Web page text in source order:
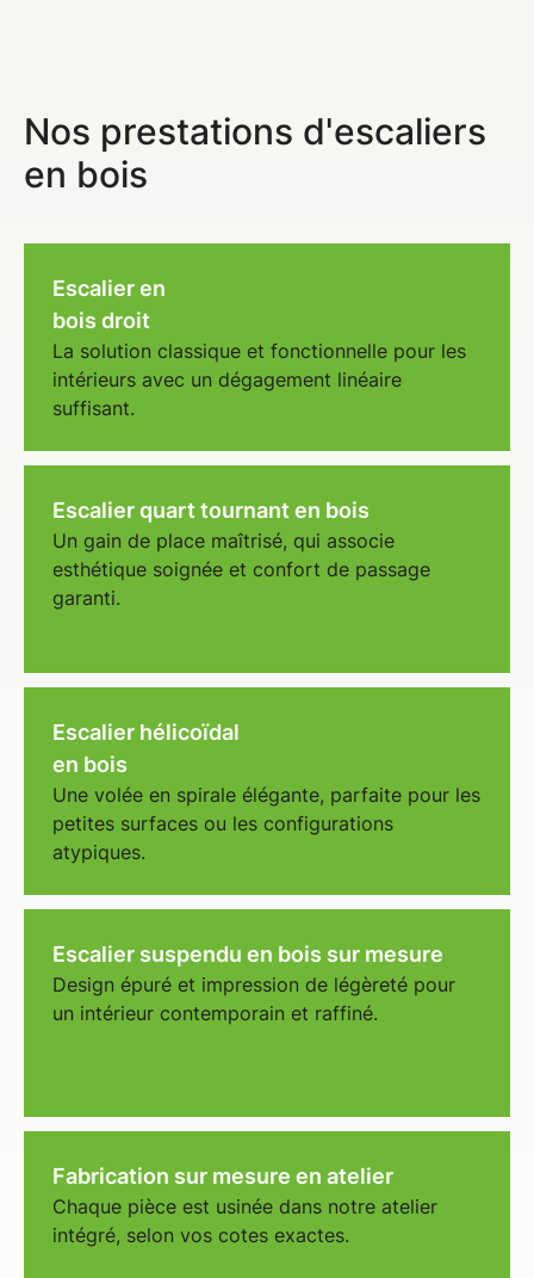
Nos prestations d'escaliers
en bois
Escalier en
bois droit
La solution classique et fonctionnelle pour les
intérieurs avec un dégagement linéaire
suffisant.
Escalier quart tournant en bois
Un gain de place maîtrisé, qui associe
esthétique soignée et confort de passage
garanti.
Escalier hélicoïdal
en bois
Une volée en spirale élégante, parfaite pour les
petites surfaces ou les configurations
atypiques.
Escalier suspendu en bois sur mesure
Design épuré et impression de légèreté pour
un intérieur contemporain et raffiné.
Fabrication sur mesure en atelier
Chaque pièce est usinée dans notre atelier
intégré, selon vos cotes exactes.